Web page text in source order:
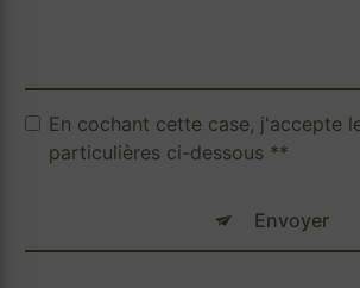
En cochant cette case, j'accepte
particulières ci-dessous **
Envoyer